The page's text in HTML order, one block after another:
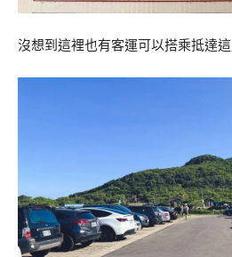
沒想到這裡也有客運可以搭乘抵達這